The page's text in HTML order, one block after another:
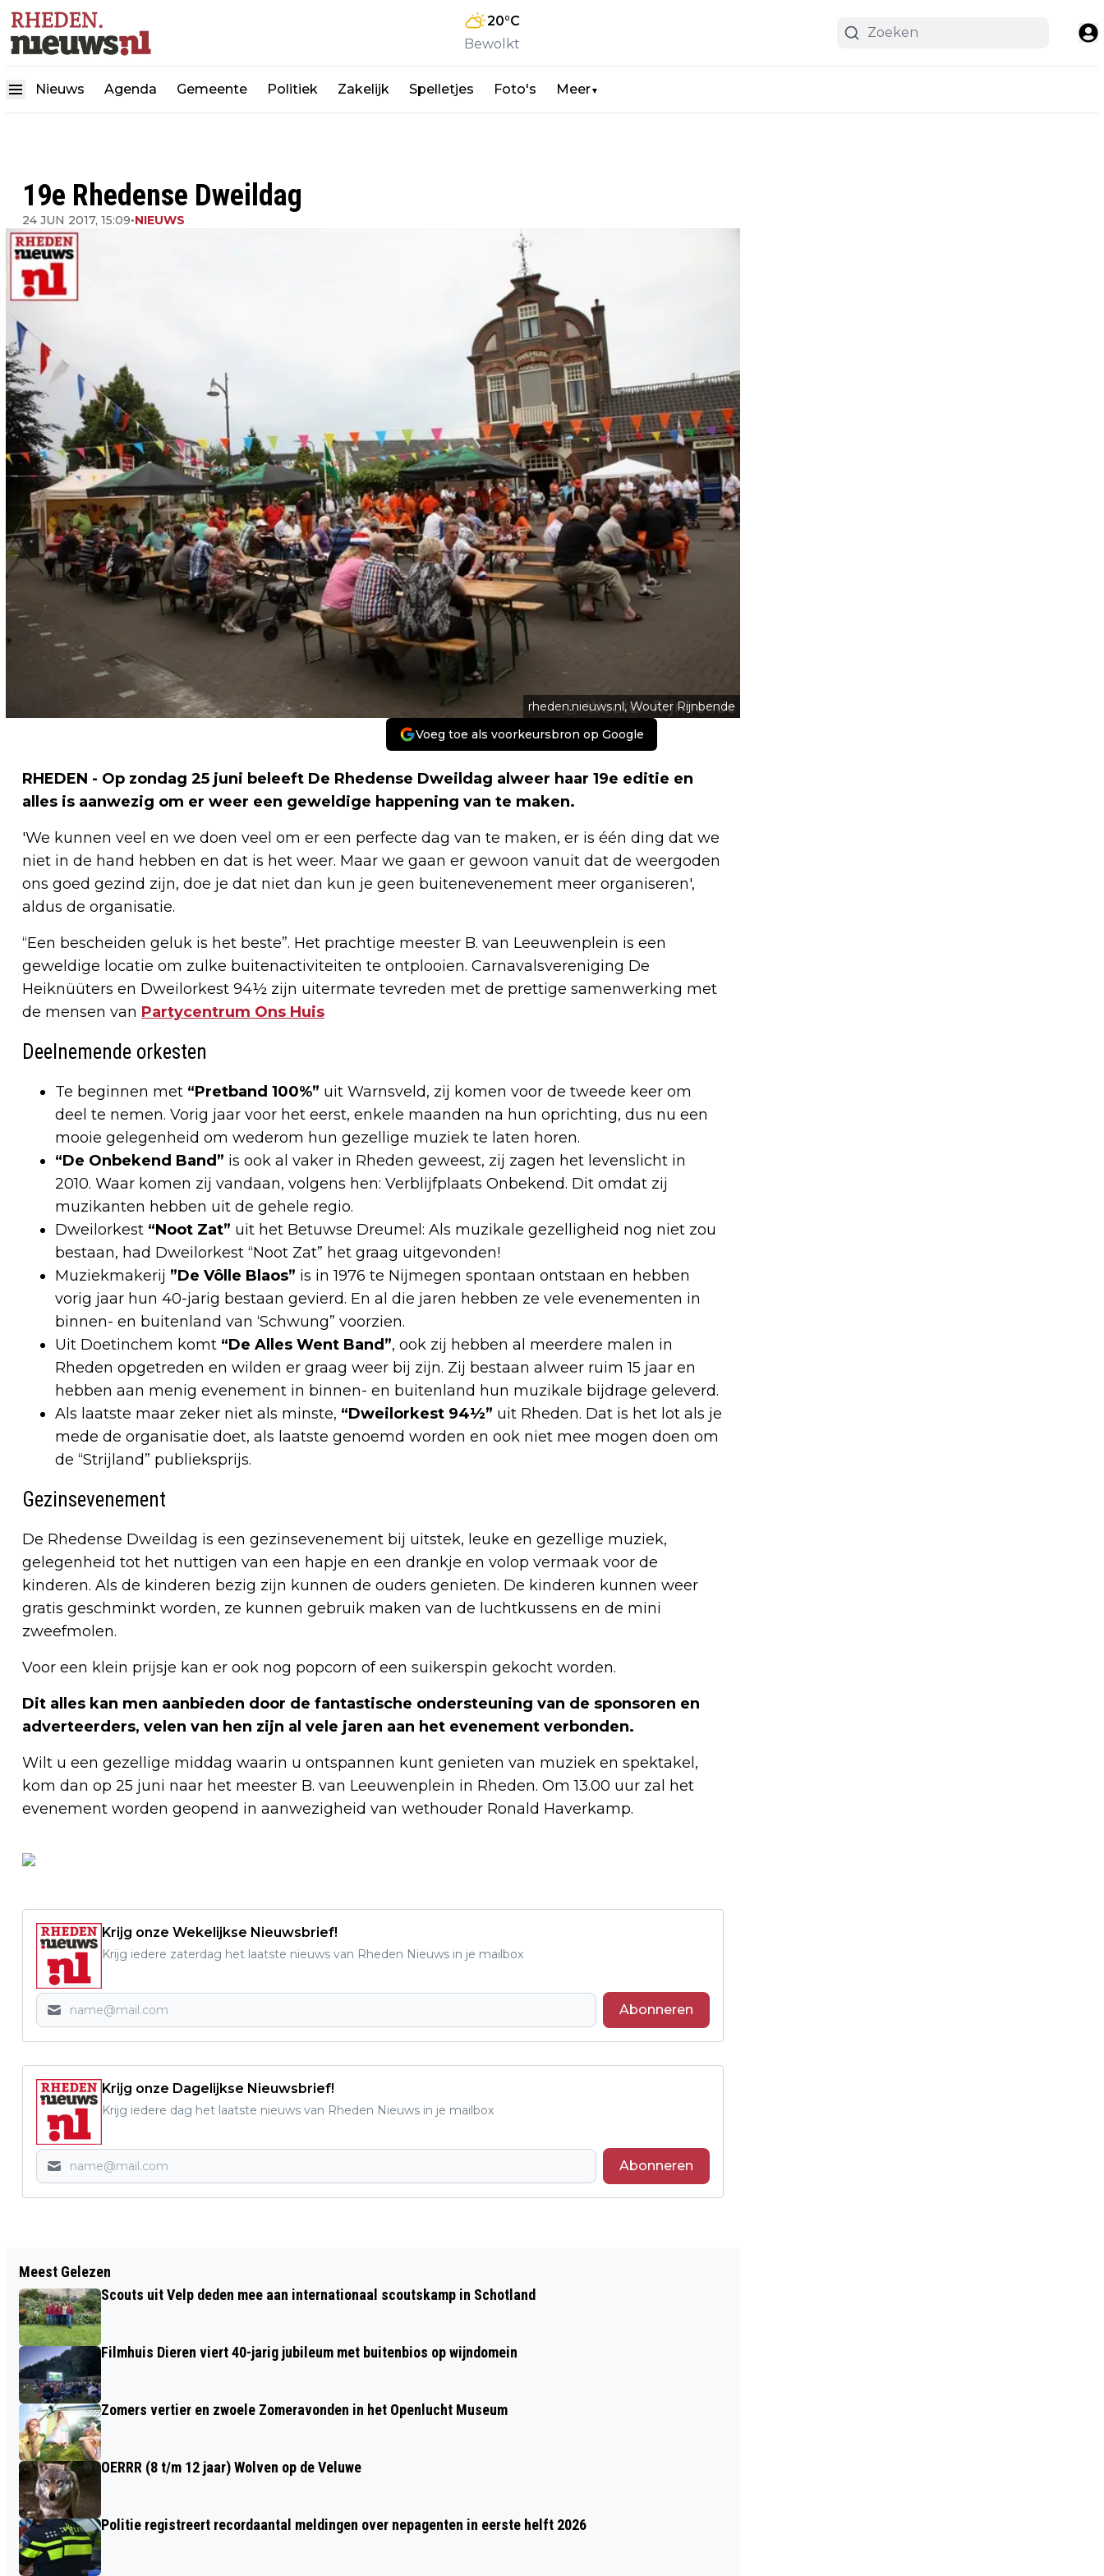
20°C
Bewolkt
Nieuws Agenda Gemeente Politiek Zakelijk Spelletjes Foto's Meer▼
19e Rhedense Dweildag
24 JUN 2017, 15:09•NIEUWS
rheden.nieuws.nl, Wouter Rijnbende
Voeg toe als voorkeursbron op Google
RHEDEN - Op zondag 25 juni beleeft De Rhedense Dweildag alweer haar 19e editie en
alles is aanwezig om er weer een geweldige happening van te maken.
'We kunnen veel en we doen veel om er een perfecte dag van te maken, er is één ding dat we
niet in de hand hebben en dat is het weer. Maar we gaan er gewoon vanuit dat de weergoden
ons goed gezind zijn, doe je dat niet dan kun je geen buitenevenement meer organiseren',
aldus de organisatie.
“Een bescheiden geluk is het beste”. Het prachtige meester B. van Leeuwenplein is een
geweldige locatie om zulke buitenactiviteiten te ontplooien. Carnavalsvereniging De
Heiknüüters en Dweilorkest 94½ zijn uitermate tevreden met de prettige samenwerking met
de mensen van Partycentrum Ons Huis
Deelnemende orkesten
Te beginnen met “Pretband 100%” uit Warnsveld, zij komen voor de tweede keer om
deel te nemen. Vorig jaar voor het eerst, enkele maanden na hun oprichting, dus nu een
mooie gelegenheid om wederom hun gezellige muziek te laten horen.
“De Onbekend Band” is ook al vaker in Rheden geweest, zij zagen het levenslicht in
2010. Waar komen zij vandaan, volgens hen: Verblijfplaats Onbekend. Dit omdat zij
muzikanten hebben uit de gehele regio.
Dweilorkest “Noot Zat” uit het Betuwse Dreumel: Als muzikale gezelligheid nog niet zou
bestaan, had Dweilorkest “Noot Zat” het graag uitgevonden!
Muziekmakerij ”De Vôlle Blaos” is in 1976 te Nijmegen spontaan ontstaan en hebben
vorig jaar hun 40-jarig bestaan gevierd. En al die jaren hebben ze vele evenementen in
binnen- en buitenland van ‘Schwung” voorzien.
Uit Doetinchem komt “De Alles Went Band”, ook zij hebben al meerdere malen in
Rheden opgetreden en wilden er graag weer bij zijn. Zij bestaan alweer ruim 15 jaar en
hebben aan menig evenement in binnen- en buitenland hun muzikale bijdrage geleverd.
Als laatste maar zeker niet als minste, “Dweilorkest 94½” uit Rheden. Dat is het lot als je
mede de organisatie doet, als laatste genoemd worden en ook niet mee mogen doen om
de “Strijland” publieksprijs.
Gezinsevenement
De Rhedense Dweildag is een gezinsevenement bij uitstek, leuke en gezellige muziek,
gelegenheid tot het nuttigen van een hapje en een drankje en volop vermaak voor de
kinderen. Als de kinderen bezig zijn kunnen de ouders genieten. De kinderen kunnen weer
gratis geschminkt worden, ze kunnen gebruik maken van de luchtkussens en de mini
zweefmolen.
Voor een klein prijsje kan er ook nog popcorn of een suikerspin gekocht worden.
Dit alles kan men aanbieden door de fantastische ondersteuning van de sponsoren en
adverteerders, velen van hen zijn al vele jaren aan het evenement verbonden.
Wilt u een gezellige middag waarin u ontspannen kunt genieten van muziek en spektakel,
kom dan op 25 juni naar het meester B. van Leeuwenplein in Rheden. Om 13.00 uur zal het
evenement worden geopend in aanwezigheid van wethouder Ronald Haverkamp.
Krijg onze Wekelijkse Nieuwsbrief!
Krijg iedere zaterdag het laatste nieuws van Rheden Nieuws in je mailbox
Abonneren
Krijg onze Dagelijkse Nieuwsbrief!
Krijg iedere dag het laatste nieuws van Rheden Nieuws in je mailbox
Abonneren
DIERENTEHUIS ARNHEM EN OMSTREKEN
OP ZOEK NAAR VRIJWILLIGERS
Meest Gelezen
Scouts uit Velp deden mee aan internationaal scoutskamp in Schotland
Filmhuis Dieren viert 40-jarig jubileum met buitenbios op wijndomein
Zomers vertier en zwoele Zomeravonden in het Openlucht Museum
OERRR (8 t/m 12 jaar) Wolven op de Veluwe
Politie registreert recordaantal meldingen over nepagenten in eerste helft 2026